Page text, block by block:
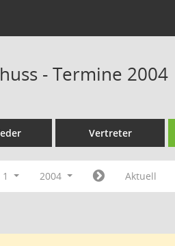
- Termine 2004
Vertreter
2004 Aktuell